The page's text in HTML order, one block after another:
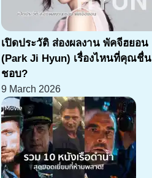
เปิดประวัติ ส่องผลงาน พัคจีฮยอน
(Park Ji Hyun) เรื่องไหนที่คุณชื่น
ชอบ?
9 March 2026